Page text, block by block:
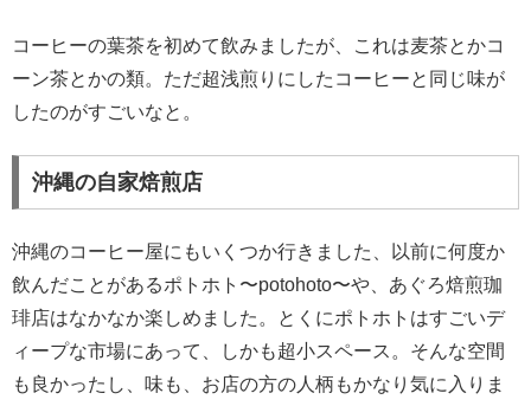
コーヒーの葉茶を初めて飲みましたが、これは麦茶とかコ
ーン茶とかの類。ただ超浅煎りにしたコーヒーと同じ味が
したのがすごいなと。
沖縄の自家焙煎店
沖縄のコーヒー屋にもいくつか行きました、以前に何度か
飲んだことがあるポトホト〜potohoto〜や、あぐろ焙煎珈
琲店はなかなか楽しめました。とくにポトホトはすごいデ
ィープな市場にあって、しかも超小スペース。そんな空間
も良かったし、味も、お店の方の人柄もかなり気に入りま